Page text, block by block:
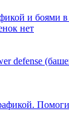
и боями
нет
defense